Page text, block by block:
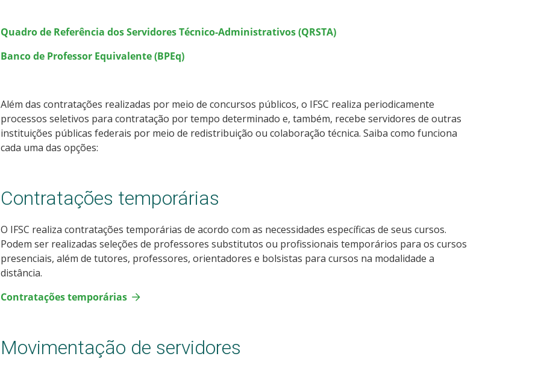
Quadro de Referência dos Servidores Técnico-Administrativos (QRSTA)
Banco de Professor Equivalente (BPEq)
Além das contratações realizadas por meio de concursos públicos, o IFSC realiza periodicamente
processos seletivos para contratação por tempo determinado e, também, recebe servidores de outras
instituições públicas federais por meio de redistribuição ou colaboração técnica. Saiba como funciona
cada uma das opções:
Contratações temporárias
O IFSC realiza contratações temporárias de acordo com as necessidades específicas de seus cursos.
Podem ser realizadas seleções de professores substitutos ou profissionais temporários para os cursos
presenciais, além de tutores, professores, orientadores e bolsistas para cursos na modalidade a
distância.
Contratações temporárias
Movimentação de servidores